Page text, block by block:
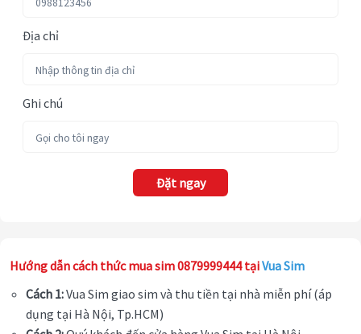
Địa chỉ
Ghi chú
Đặt ngay
Hướng dẫn cách thức mua sim 0879999444 tạiVua Sim
Cách 1:Vua Sim giao sim và thu tiền tại nhà miễn phí (áp
dụng tại Hà Nội, Tp.HCM)